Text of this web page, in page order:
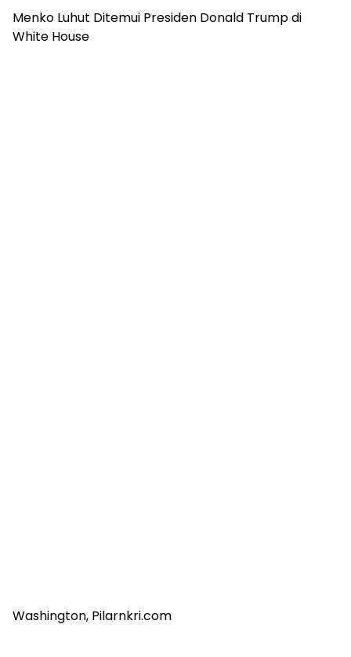
Menko Luhut Ditemui Presiden Donald Trump di
White House
Washington, Pilarnkri.com